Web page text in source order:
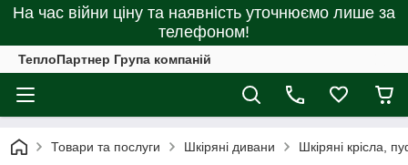
На час війни ціну та наявність уточнюємо лише за
телефоном!
ТеплоПартнер Група компаній
Товари та послуги Шкіряні дивани Шкіряні крісла,